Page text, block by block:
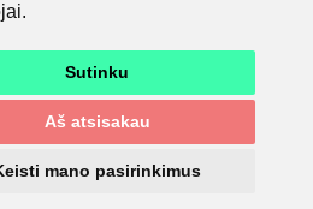
Sutinku
Aš atsisakau
mano pasirinkimus